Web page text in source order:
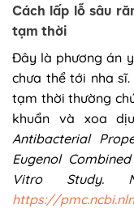
Cách lấp lỗ sâu
tạm thời
Đây là phương án
chưa thể tới nha
tạm thời thường
khuẩn và xoa
Antibacterial
Eugenol
Vitro Study.
https://